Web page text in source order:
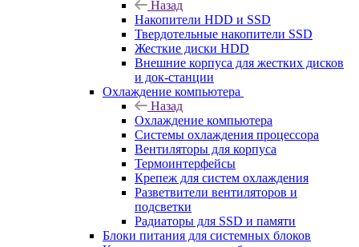
Назад
Накопители HDD и SSD
Твердотельные накопители SSD
Жесткие диски HDD
Внешние корпуса для жестких дисков
и док-станции
Охлаждение компьютера
Назад
Охлаждение компьютера
Системы охлаждения процессора
Вентиляторы для корпуса
Термоинтерфейсы
Крепеж для систем охлаждения
Разветвители вентиляторов и
подсветки
Радиаторы для SSD и памяти
Блоки питания для системных блоков